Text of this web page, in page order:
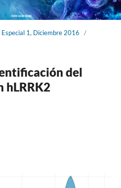
Especial 1, Diciembre 2016
/
del
hLRRK2